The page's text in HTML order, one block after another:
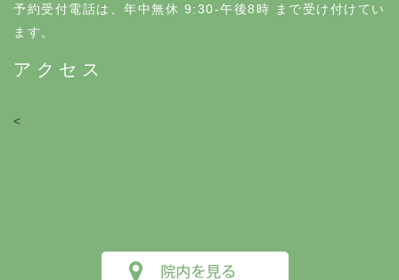
予約受付電話は、年中無休 9:30-午後8時 まで受け付けてい
ます。
アクセス
<